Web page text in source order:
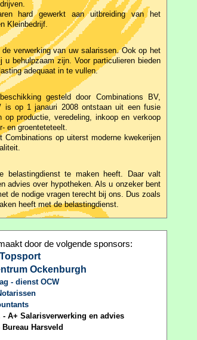
hard gewerkt aan uitbreiding van het
Kleinbedrijf.
verwerking van uw salarissen. Ook op het
behulpzaam zijn. Voor particulieren bieden
adequaat in te vullen.
gesteld door Combinations BV,
is op 1 janauri 2008 ontstaan uit een fusie
productie, veredeling, inkoop en verkoop
en groenteteteelt.
Combinations op uiterst moderne kwekerijen
te maken heeft. Daar valt
advies over hypotheken. Als u onzeker bent
de nodige vragen terecht bij ons. Dus zoals
heeft met de belastingdienst.
door de volgende sponsors:
Ockenburgh
- dienst OCW
A+ Salarisverwerking en advies
Harsveld